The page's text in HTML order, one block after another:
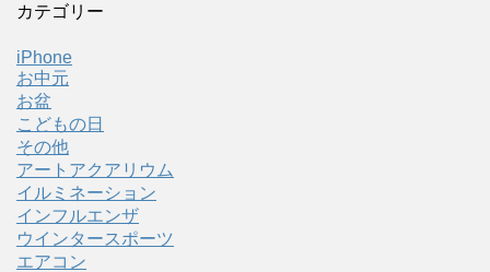
カテゴリー
iPhone
お中元
お盆
こどもの日
その他
アートアクアリウム
イルミネーション
インフルエンザ
ウインタースポーツ
エアコン